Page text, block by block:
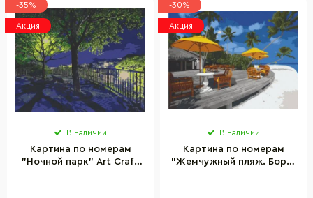
-35%
Акция
В наличии
Картина по номерам
"Ночной парк" Art Craft
-30%
Акция
В наличии
Картина по номерам
"Жемчужный пляж. Бора-